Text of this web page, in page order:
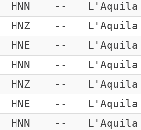
HNN --
HNZ --
HNE --
L'Aquila
HNN --
L'Aquila
HNZ --
L'Aquila
HNE --
HNN --